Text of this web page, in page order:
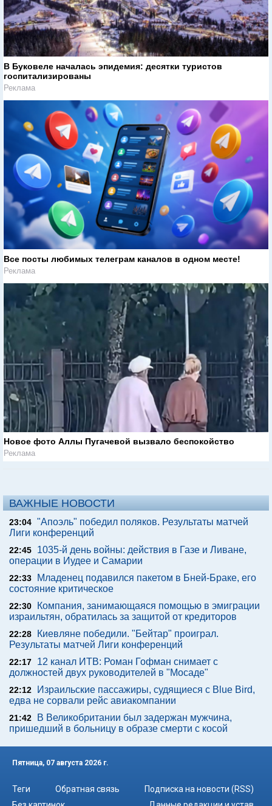
В Буковеле началась эпидемия: десятки туристов
госпитализированы
Реклама
Все посты любимых телеграм каналов в одном месте!
Реклама
Новое фото Аллы Пугачевой вызвало беспокойство
Реклама
ВАЖНЫЕ НОВОСТИ
23:04 "Апоэль" победил поляков. Результаты матчей
Лиги конференций
22:45
1035-й день войны: действия в Газе и Ливане,
операции в Иудее и Самарии
22:33
Младенец подавился пакетом в Бней-Браке, его
состояние критическое
22:30
Компания, занимающаяся помощью в эмиграции
израильтян, обратилась за защитой от кредиторов
22:28
Киевляне победили. "Бейтар" проиграл.
Результаты матчей Лиги конференций
22:17
12 канал ИТВ: Роман Гофман снимает с
должностей двух руководителей в "Мосаде"
22:12
Израильские пассажиры, судящиеся с Blue Bird,
едва не сорвали рейс авиакомпании
21:42
В Великобритании был задержан мужчина,
пришедший в больницу в образе смерти с косой
Пятница, 07 августа 2026 г.
Теги Обратная связь
Подписка на новости (RSS)